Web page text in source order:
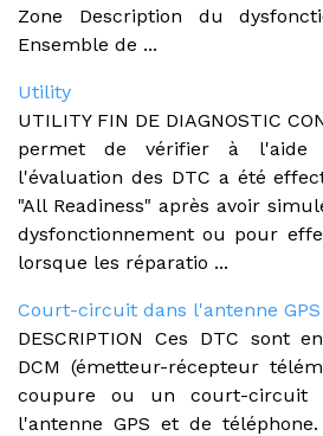
Zone Description du
Ensemble de ...
Utility
UTILITY FIN DE DIAGNOSTIC
permet de vérifier à l'aide
l'évaluation des DTC a été
"All Readiness" après avoir
dysfonctionnement ou pour
lorsque les réparatio ...
Court-circuit dans l'antenne GPS
DESCRIPTION Ces DTC sont
DCM (émetteur-récepteur
coupure ou un court-
l'antenne GPS et de